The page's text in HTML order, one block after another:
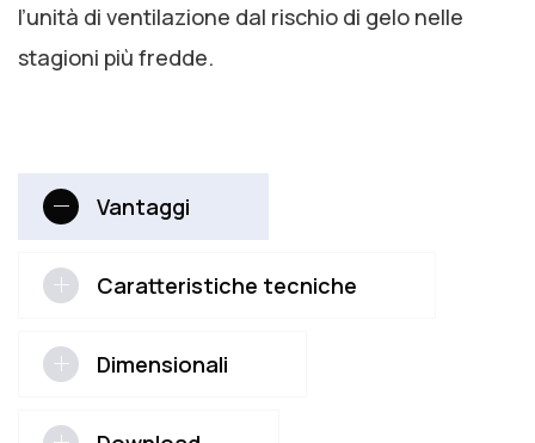
l’unità di ventilazione dal rischio di gelo nelle
stagioni più fredde.
Vantaggi
Caratteristiche tecniche
Dimensionali